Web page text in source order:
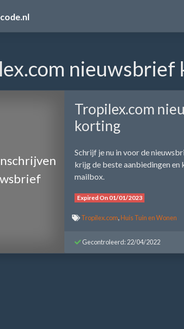
nieuwsbrief
Tropilex.com
korting
Schrijf je nu in voor de
krijg de beste aanbiedingen en
mailbox.
Expired On 01/01/2023
Tropilex.com,Huis Tuin en Wonen
Gecontroleerd: 22/04/2022